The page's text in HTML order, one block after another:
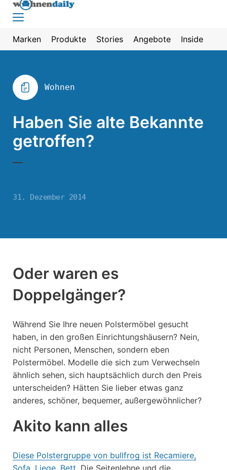
Marken Produkte Stories Angebote Inside
Wohnen
Haben Sie alte Bekannte
getroffen?
31. Dezember 2014
Oder waren es
Doppelgänger?
Während Sie Ihre neuen Polstermöbel gesucht
haben, in den großen Einrichtungshäusern? Nein,
nicht Personen, Menschen, sondern eben
Polstermöbel. Modelle die sich zum Verwechseln
ähnlich sehen, sich hauptsächlich durch den Preis
unterscheiden? Hätten Sie lieber etwas ganz
anderes, schöner, bequemer, außergewöhnlicher?
Akito kann alles
Diese Polstergruppe von bullfrog ist Recamiere,
Sofa, Liege, Bett. Die Seitenlehne und die